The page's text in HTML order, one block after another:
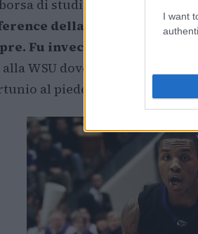
I want
di studio all’
della NCAA
, di cui ne
Fu invece il secondo
WSU dovette posticipare di
al piede che lo tenne